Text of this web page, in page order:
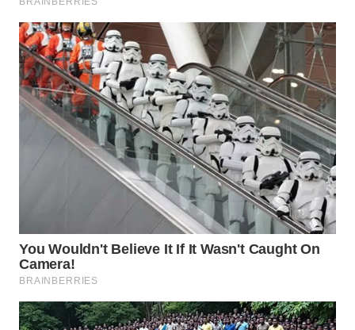
SAMOSIR
WN
PADANG
LAWAS
SUMEDANG
WN
KEPULAUAN